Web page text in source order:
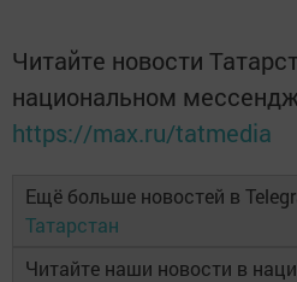
Читайте новости
национальном
https://max.ru/tatmedia
Ещё больше новостей в
Татарстан
Читайте наши новости в